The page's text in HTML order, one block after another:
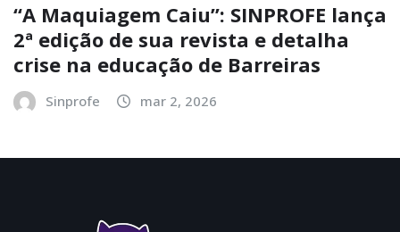
“A Maquiagem Caiu”: SINPROFE lança
2ª edição de sua revista e detalha
crise na educação de Barreiras
Sinprofe mar 2, 2026